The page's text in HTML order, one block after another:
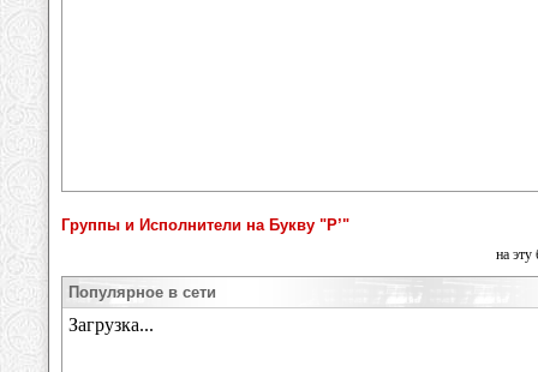
Группы и Исполнители на Букву "Р’"
на эту
Популярное в сети